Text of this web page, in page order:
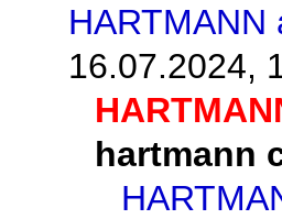
HARTMANN
16.07.2024,
hartmann